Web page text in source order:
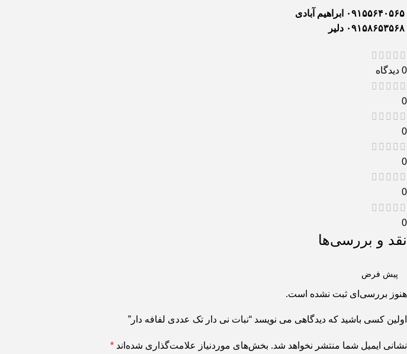
۰۹۱۵۸۶۵۳۵۶۸ دلیر
0 دیدگاه
0
0
0
0
0
نقد و بررسی‌ها
هنوز بررسی‌ای ثبت نشده است.
اولین کسی باشید که دیدگاهی می نویسد “نبات نی دار تک عددی لفافه دار”
نشانی ایمیل شما منتشر نخواهد شد. بخش‌های موردنیاز علامت‌گذاری شده‌اند *